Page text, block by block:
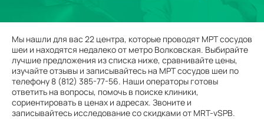
Мы нашли для вас 22 центра, которые проводят МРТ сосудов
шеи и находятся недалеко от метро Волковская. Выбирайте
лучшие предложения из списка ниже, сравнивайте цены,
изучайте отзывы и записывайтесь на МРТ сосудов шеи по
телефону 8 (812) 385-77-56. Наши операторы готовы
ответить на вопросы, помочь в поиске клиники,
сориентировать в ценах и адресах. Звоните и
записывайтесь исследование со скидками от MRT-vSPB.